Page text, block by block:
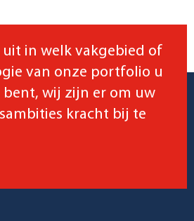
in welk vakgebied of
van onze portfolio u
bent, wij zijn er om uw
kracht bij te